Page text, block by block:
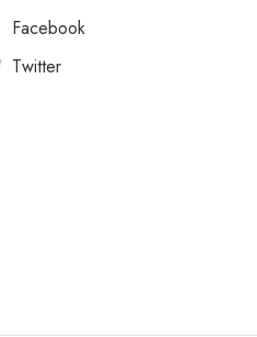
Facebook
Twitter